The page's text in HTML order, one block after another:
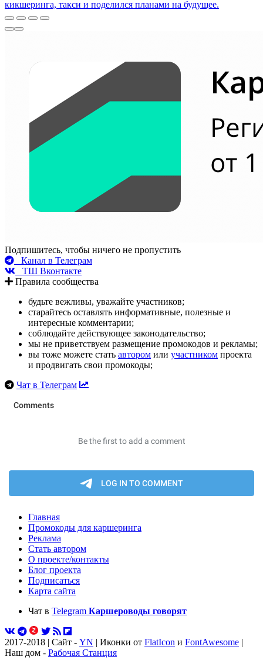
кикшеринга, такси и поделился планами на будущее.
Подпишитесь, чтобы ничего не пропустить
Канал в Телеграм
ТШ Вконтакте
Правила сообщества
будьте вежливы, уважайте участников;
старайтесь оставлять информативные, полезные и
интересные комментарии;
соблюдайте действующее законодательство;
мы не приветствуем размещение промокодов и рекламы;
вы тоже можете стать автором или участником проекта
и продвигать свои промокоды;
Чат в Телеграм
Главная
Промокоды для каршеринга
Реклама
Стать автором
О проекте/контакты
Блог проекта
Подписаться
Карта сайта
Чат в Telegram Каршероводы говорят
2017-2018 | Сайт - YN | Иконки от FlatIcon и FontAwesome |
Наш дом - Рабочая Станция